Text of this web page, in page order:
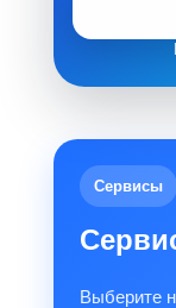
Сервисы
Выберите